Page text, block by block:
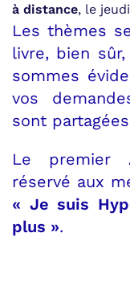
à distance, le
Les thèmes
livre, bien
sommes
vos
sont
Le premier
réservé aux
« Je suis
plus ».